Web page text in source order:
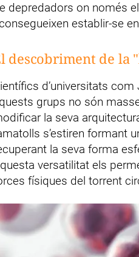
depredadors on només
establir-se
descobriment de la
d’universitats
grups no són
la seva
s’estiren formant
la seva forma
versatilitat els
físiques del torrent